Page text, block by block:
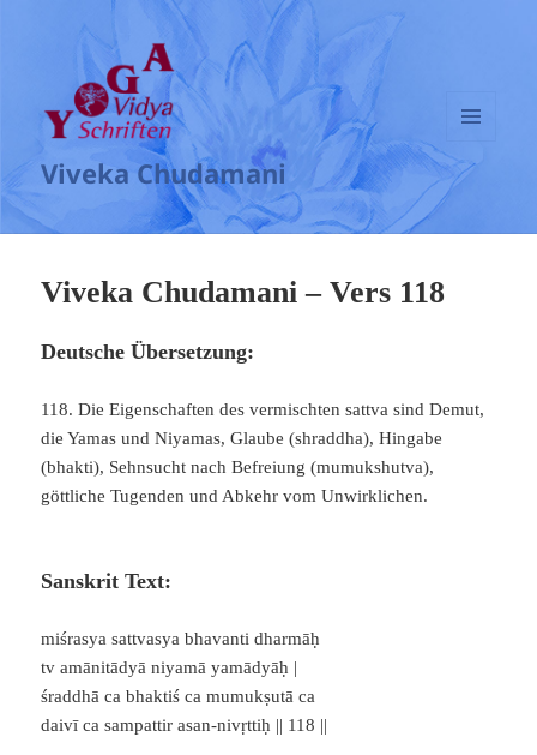
Viveka Chudamani
UND
WIDGETS
Viveka Chudamani – Vers 118
Deutsche Übersetzung:
118. Die Eigenschaften des vermischten sattva sind Demut,
die Yamas und Niyamas, Glaube (shraddha), Hingabe
(bhakti), Sehnsucht nach Befreiung (mumukshutva),
göttliche Tugenden und Abkehr vom Unwirklichen.
Sanskrit Text:
miśrasya sattvasya bhavanti dharmāḥ
tv amānitādyā niyamā yamādyāḥ |
śraddhā ca bhaktiś ca mumukṣutā ca
daivī ca sampattir asan-nivṛttiḥ || 118 ||